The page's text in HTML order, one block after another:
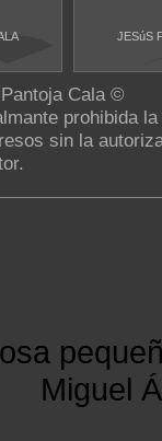
JESúS
Cala ©
prohibida
sin la
Miguel